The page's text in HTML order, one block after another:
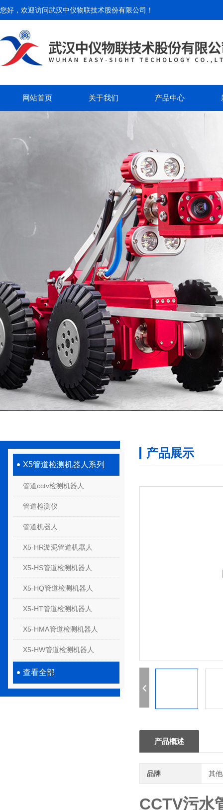
您好，欢迎访问武汉中仪物联技术股份有限公司 ！
网站首页 关于我们 产品中心
X5管道检测机器人系列
管道cctv检测机器人
管道检测仪
管道机器人
X5-HR淤泥管道机器人
X5-HS管道检测机器人
X5-HQ管道检测机器人
X5-HT管道检测机器人
X5-HMA管道检测机器人
X5-HW管道检测机器人
查看全部
产品展示
产品概述
品牌 其
CCTV污水